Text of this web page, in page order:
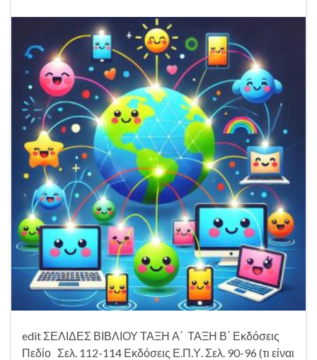
edit ΣΕΛΙΔΕΣ ΒΙΒΛΙΟΥ ΤΑΞΗ Α΄ ΤΑΞΗ Β΄ Εκδόσεις
Πεδίο Σελ. 112-114 Εκδόσεις Ε.Π.Υ. Σελ. 90-96 (τι είναι